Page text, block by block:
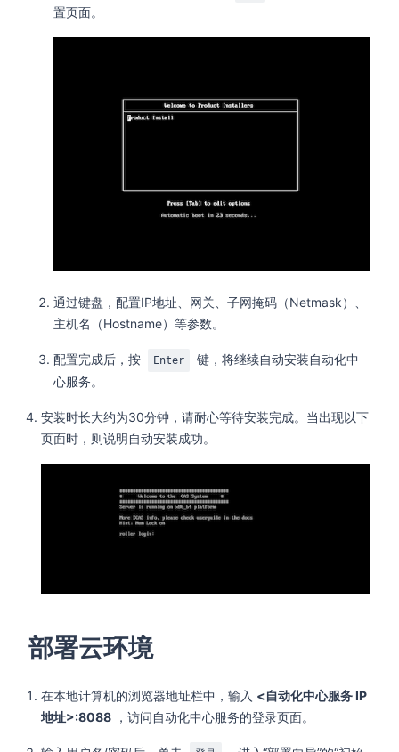
置页面。
通过键盘，配置IP地址、网关、子网掩码（Netmask）、
主机名（Hostname）等参数。
配置完成后，按 Enter
键，将继续自动安装自动化中
心服务。
安装时长大约为30分钟，请耐心等待安装完成。当出现以下
页面时，则说明自动安装成功。
部署云环境
在本地计算机的浏览器地址栏中，输入 <自动化中心服务 IP
地址>:8088 ，访问自动化中心服务的登录页面。